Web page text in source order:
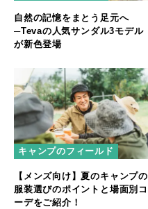
自然の記憶をまとう足元へ
─Tevaの人気サンダル3モデル
が新色登場
キャンプのフィールド
【メンズ向け】夏のキャンプの
服装選びのポイントと場面別コ
ーデをご紹介！